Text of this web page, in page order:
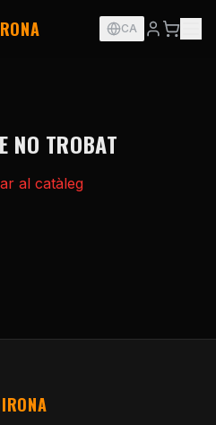
CA
NO TROBAT
al catàleg